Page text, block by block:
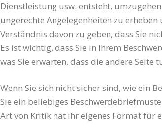
Dienstleistung usw. entsteht,
ungerechte Angelegenheiten zu
Verständnis davon zu geben, dass Sie
Es ist wichtig, dass Sie in Ihrem
was Sie erwarten, dass die andere Seite
Wenn Sie sich nicht sicher sind, wie ein
Sie ein beliebiges
Art von Kritik hat ihr eigenes Format für